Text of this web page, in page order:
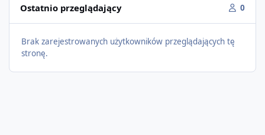
Ostatnio przeglądający 0
Brak zarejestrowanych użytkowników przeglądających tę
stronę.